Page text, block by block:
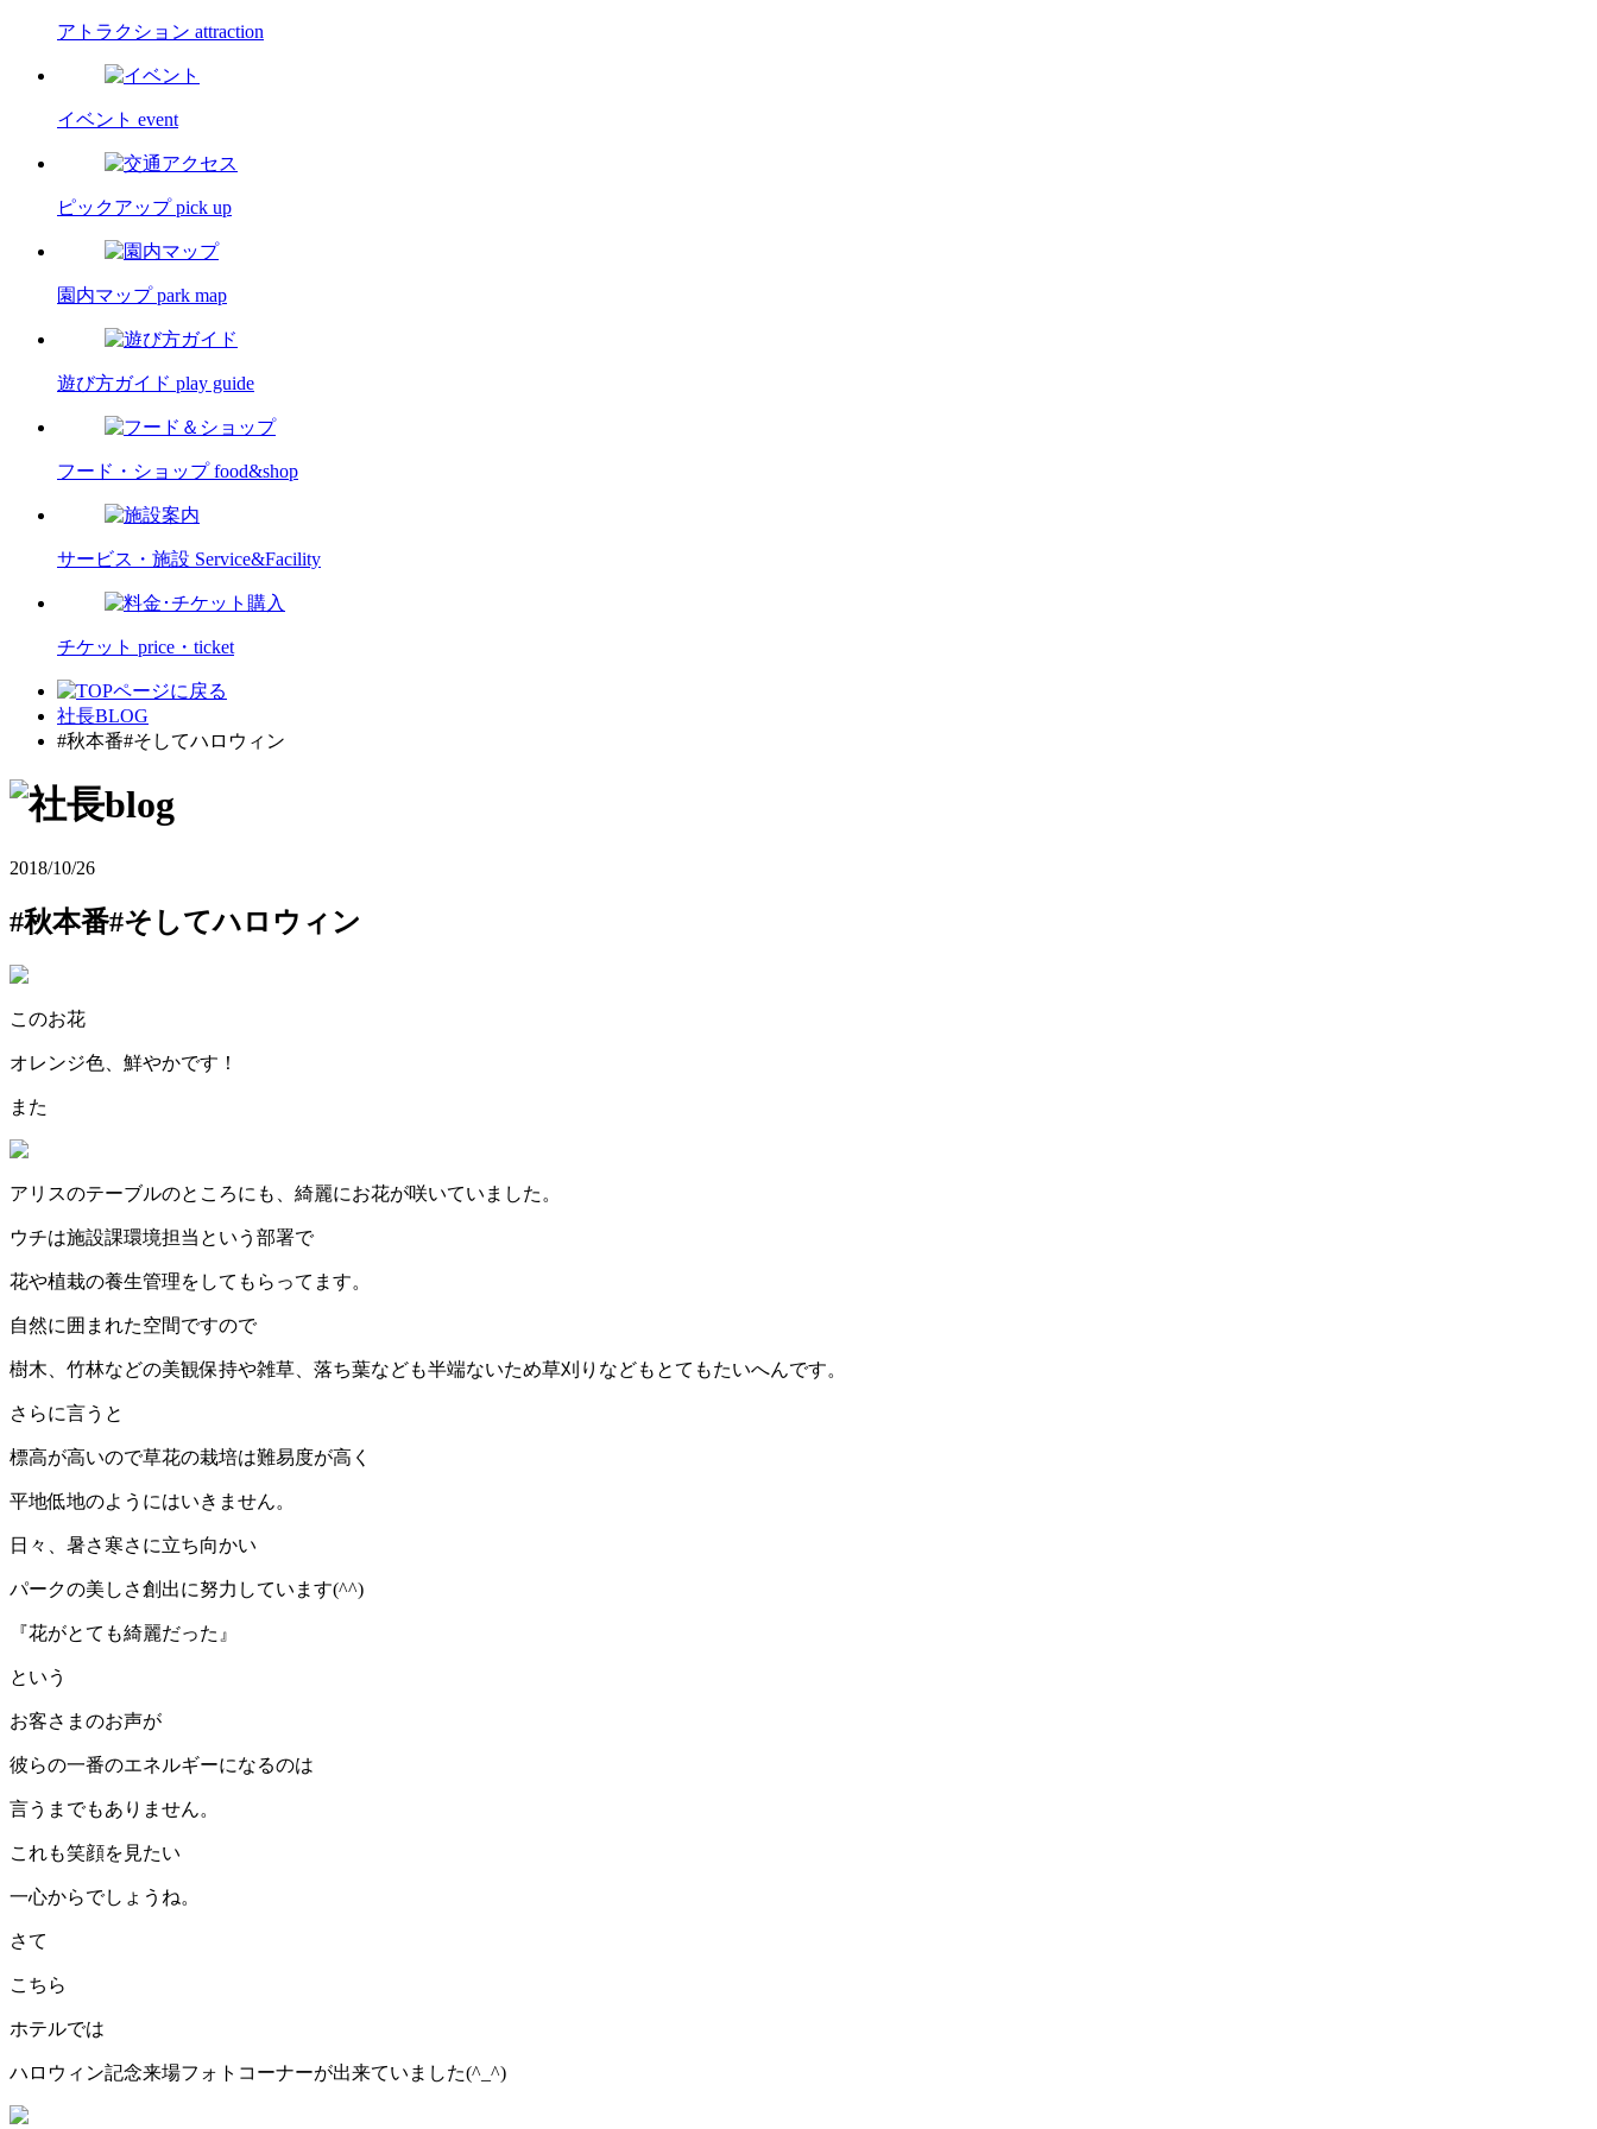
アトラクション attraction
イベント event
ピックアップ pick up
園内マップ park map
遊び方ガイド play guide
フード・ショップ food&shop
サービス・施設 Service&Facility
チケット price・ticket
社長BLOG
#秋本番#そしてハロウィン
2018/10/26
#秋本番#そしてハロウィン
このお花
オレンジ色、鮮やかです！
また
アリスのテーブルのところにも、綺麗にお花が咲いていました。
ウチは施設課環境担当という部署で
花や植栽の養生管理をしてもらってます。
自然に囲まれた空間ですので
樹木、竹林などの美観保持や雑草、落ち葉なども半端ないため草刈りなどもとてもたいへんです。
さらに言うと
標高が高いので草花の栽培は難易度が高く
平地低地のようにはいきません。
日々、暑さ寒さに立ち向かい
パークの美しさ創出に努力しています(^^)
『花がとても綺麗だった』
という
お客さまのお声が
彼らの一番のエネルギーになるのは
言うまでもありません。
これも笑顔を見たい
一心からでしょうね。
さて
こちら
ホテルでは
ハロウィン記念来場フォトコーナーが出来ていました(^_^)